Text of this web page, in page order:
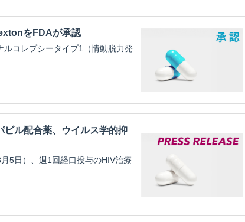
をFDAが承認
コレプシータイプ1（情動脱力発
ビル配合薬、ウイルス学的抑
5日）、週1回経口投与のHIV治療